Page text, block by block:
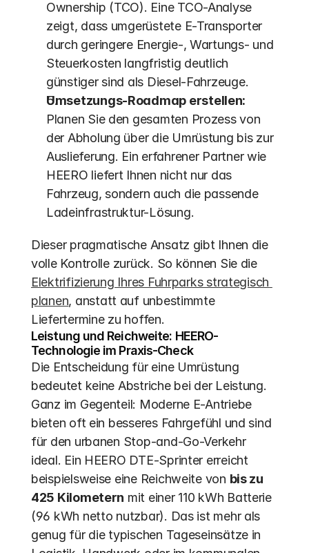
Ownership (TCO). Eine TCO-Analyse
zeigt, dass umgerüstete E-Transporter
durch geringere Energie-, Wartungs- und
Steuerkosten langfristig deutlich
günstiger sind als Diesel-Fahrzeuge.
Umsetzungs-Roadmap erstellen:
Planen Sie den gesamten Prozess von
der Abholung über die Umrüstung bis zur
Auslieferung. Ein erfahrener Partner wie
HEERO liefert Ihnen nicht nur das
Fahrzeug, sondern auch die passende
Ladeinfrastruktur-Lösung.
Dieser pragmatische Ansatz gibt Ihnen die
volle Kontrolle zurück. So können Sie die
Elektrifizierung Ihres Fuhrparks strategisch
planen, anstatt auf unbestimmte
Liefertermine zu hoffen.
Leistung und Reichweite: HEERO-
Technologie im Praxis-Check
Die Entscheidung für eine Umrüstung
bedeutet keine Abstriche bei der Leistung.
Ganz im Gegenteil: Moderne E-Antriebe
bieten oft ein besseres Fahrgefühl und sind
für den urbanen Stop-and-Go-Verkehr
ideal. Ein HEERO DTE-Sprinter erreicht
beispielsweise eine Reichweite von bis zu
425 Kilometern mit einer 110 kWh Batterie
(96 kWh netto nutzbar). Das ist mehr als
genug für die typischen Tageseinsätze in